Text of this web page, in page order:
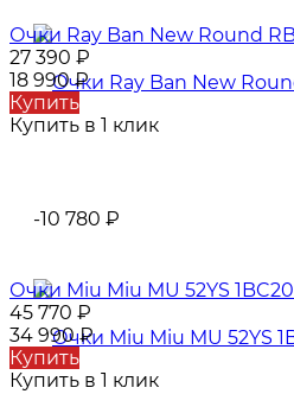
Очки Ray Ban New Round
27 390 ₽
18 990₽
Купить
Купить в 1 клик
-10 780 ₽
Очки Miu Miu MU 52YS
45 770 ₽
34 990₽
Купить
Купить в 1 клик